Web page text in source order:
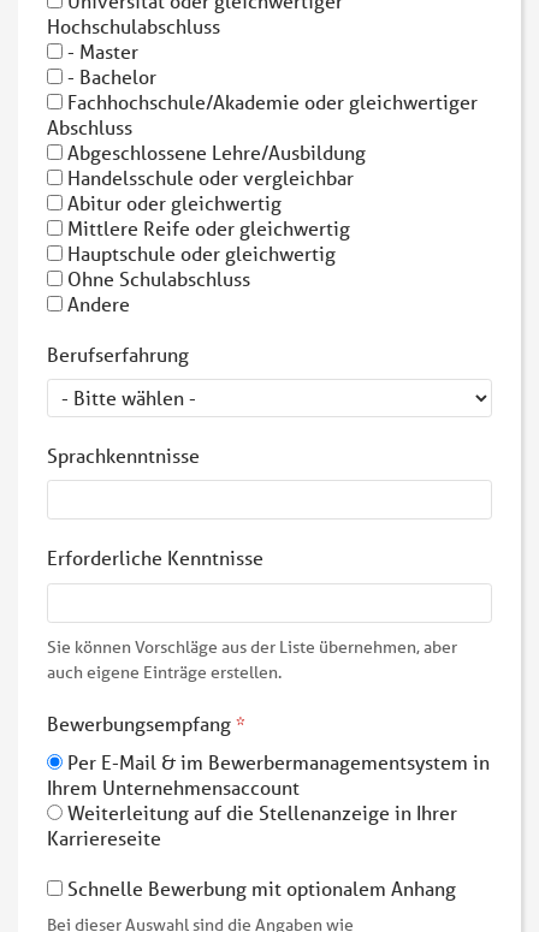
Hochschulabschluss
- Master
- Bachelor
Fachhochschule/Akademie oder gleichwertiger
Abschluss
Abgeschlossene Lehre/Ausbildung
Handelsschule oder vergleichbar
Abitur oder gleichwertig
Mittlere Reife oder gleichwertig
Hauptschule oder gleichwertig
Ohne Schulabschluss
Andere
Berufserfahrung
Sprachkenntnisse
Erforderliche Kenntnisse
Sie können Vorschläge aus der Liste übernehmen, aber
auch eigene Einträge erstellen.
Bewerbungsempfang*
Per E-Mail & im Bewerbermanagementsystem in
Ihrem Unternehmensaccount
Weiterleitung auf die Stellenanzeige in Ihrer
Karriereseite
Schnelle Bewerbung mit optionalem Anhang
Bei dieser Auswahl sind die Angaben wie